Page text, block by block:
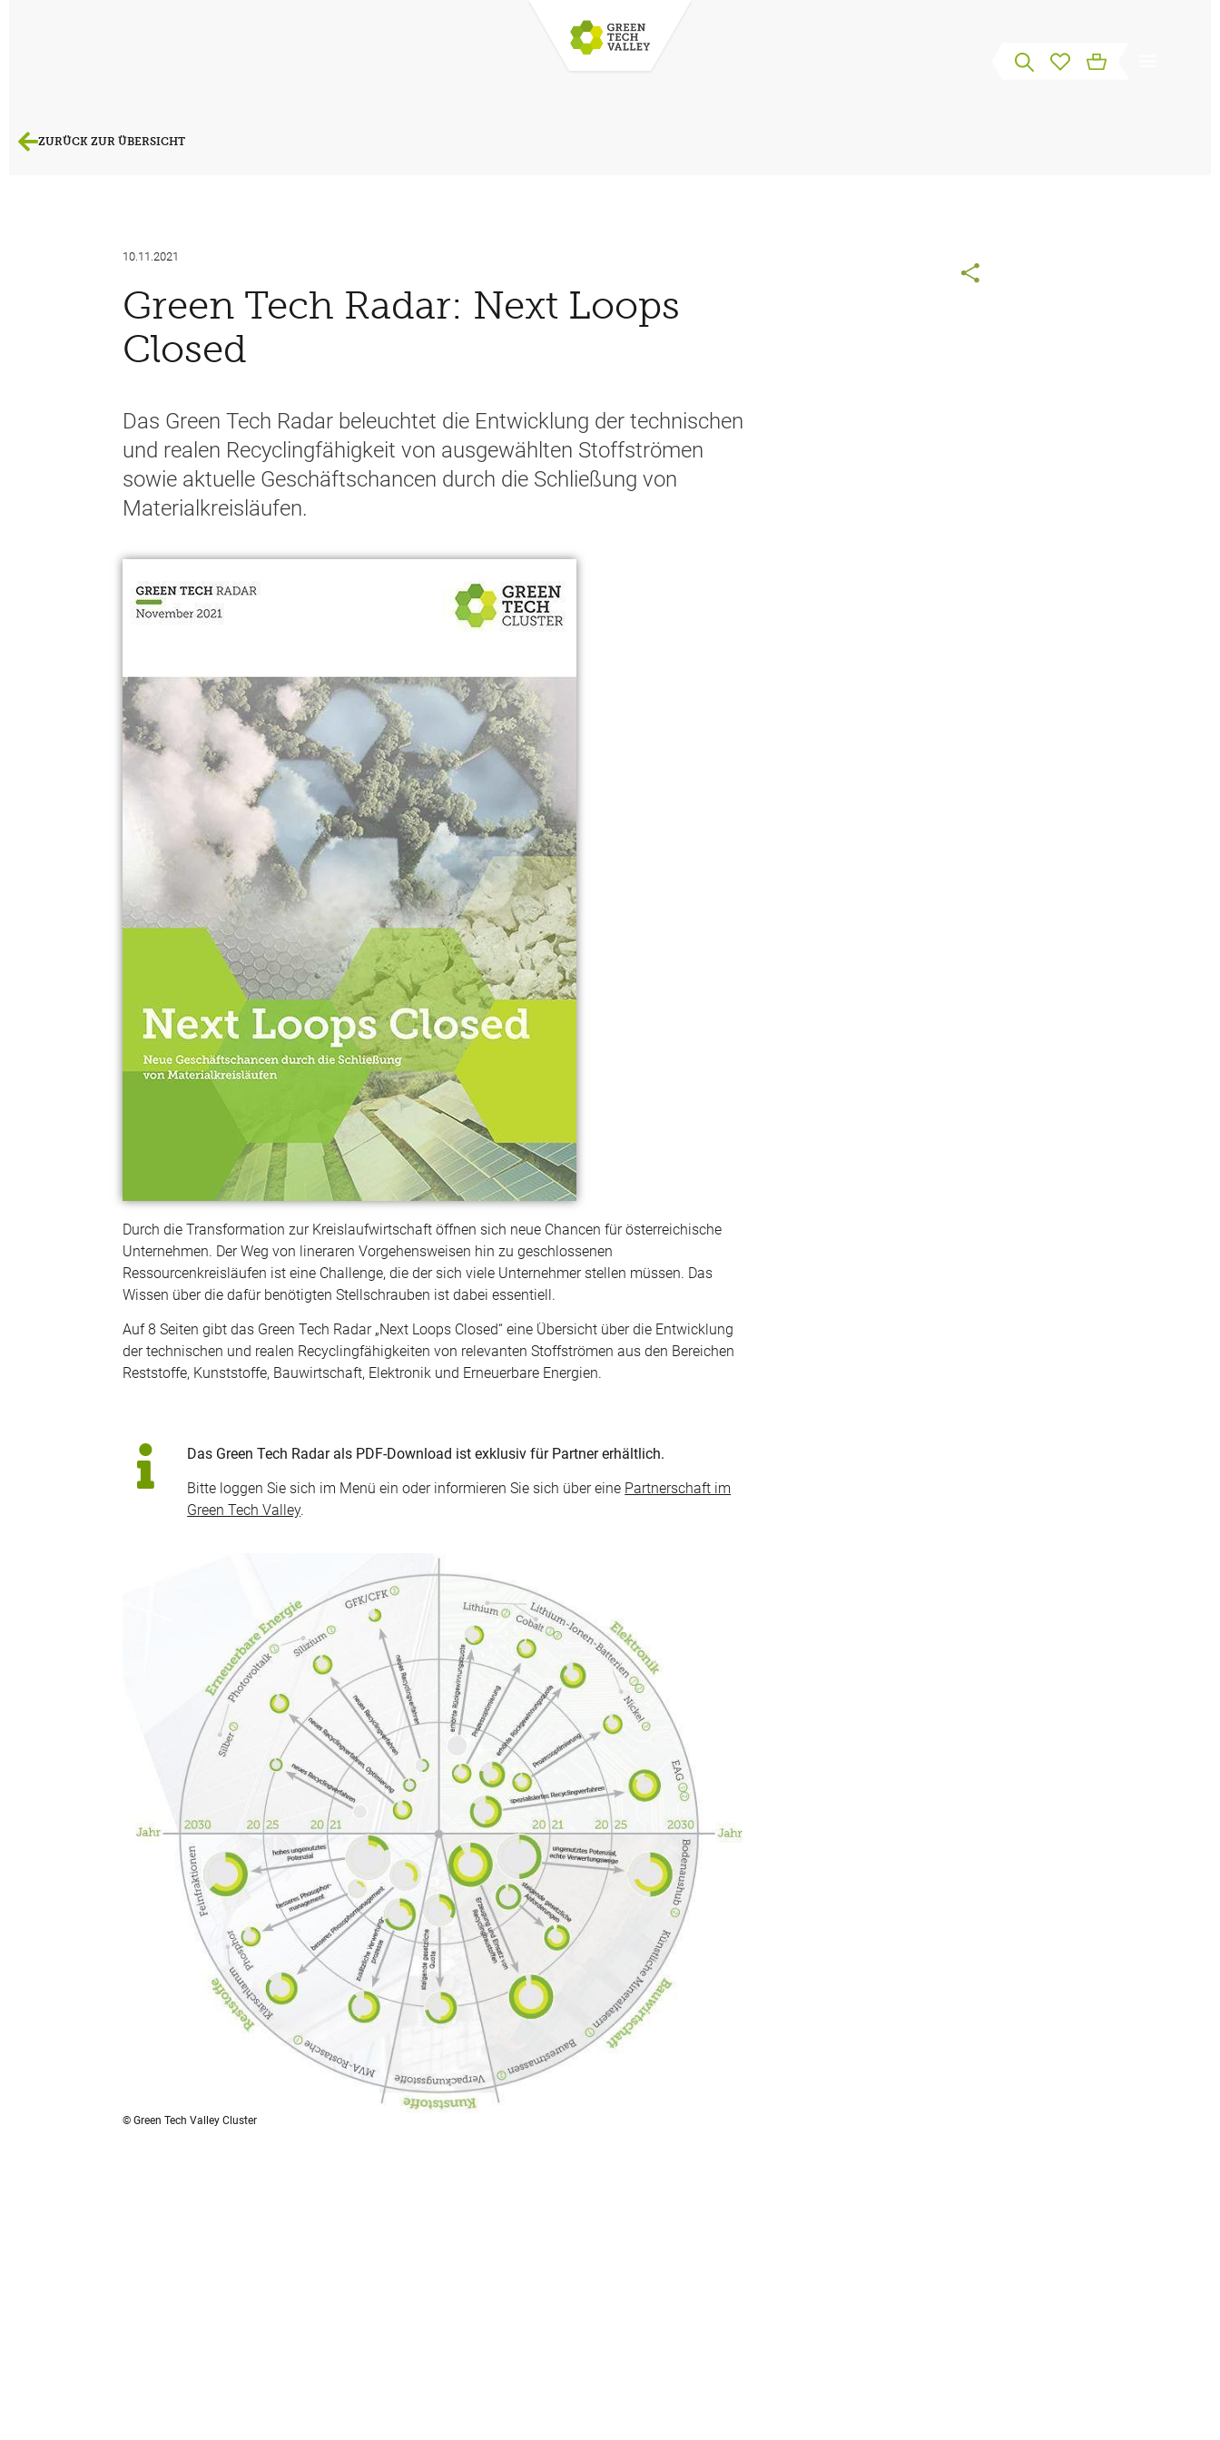
ZURÜCK ZUR ÜBERSICHT
10.11.2021
Green Tech Radar: Next Loops
Closed
Das Green Tech Radar beleuchtet die Entwicklung der technischen
und realen Recyclingfähigkeit von ausgewählten Stoffströmen
sowie aktuelle Geschäftschancen durch die Schließung von
Materialkreisläufen.
Durch die Transformation zur Kreislaufwirtschaft öffnen sich neue Chancen für österreichische
Unternehmen. Der Weg von lineraren Vorgehensweisen hin zu geschlossenen
Ressourcenkreisläufen ist eine Challenge, die der sich viele Unternehmer stellen müssen. Das
Wissen über die dafür benötigten Stellschrauben ist dabei essentiell.
Auf 8 Seiten gibt das Green Tech Radar „Next Loops Closed“ eine Übersicht über die Entwicklung
der technischen und realen Recyclingfähigkeiten von relevanten Stoffströmen aus den Bereichen
Reststoffe, Kunststoffe, Bauwirtschaft, Elektronik und Erneuerbare Energien.
Das Green Tech Radar als PDF-Download ist exklusiv für Partner erhältlich.
Bitte loggen Sie sich im Menü ein oder informieren Sie sich über eine Partnerschaft im
Green Tech Valley.
© Green Tech Valley Cluster